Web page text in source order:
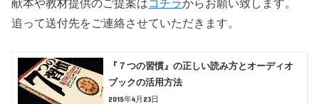
献本や教材提供のご提案はコチラからお願い致します。
追って送付先をご連絡させていただきます。
『７つの習慣』の正しい読み方とオーディオ
ブックの活用方法
2015年4月23日